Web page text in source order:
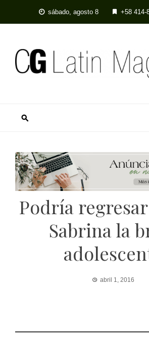
sábado, agosto 8 +58 414-
Podría
Sabrina la
abril 1, 2016